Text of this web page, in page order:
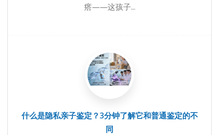
瘩——这孩子...
什么是隐私亲子鉴定？3分钟了解它和普通鉴定的不
同